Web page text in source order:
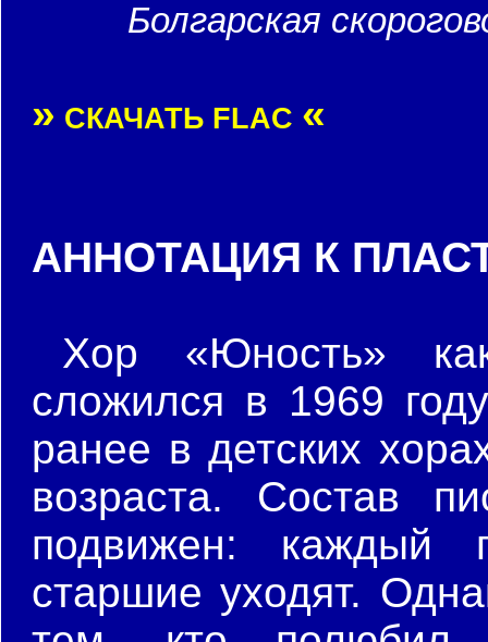
Болгарская
» СКАЧАТЬ FLAC «
АННОТАЦИЯ К
Хор «Юность» как
сложился в 1969
ранее в детских
возраста. Состав
подвижен: каждый
старшие уходят.